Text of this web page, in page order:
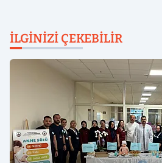
İLGINIZI ÇEKEBILIR